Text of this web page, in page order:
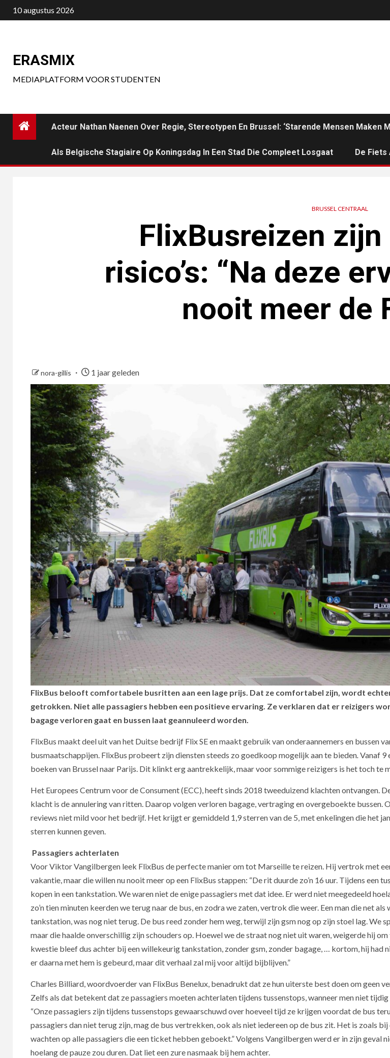
naar
10 augustus 2026
ERASMIX
MEDIAPLATFORM VOOR STUDENTEN
Acteur Nathan Naenen Over Regie, Stereotypen En Brussel: ‘Starende Mensen Maken
Als Belgische Stagiaire Op Koningsdag In Een Stad Die Compleet Losgaat De Fiets
BRUSSEL CENTRAAL
FlixBusreizen
risico’s: “Na deze
nooit meer de
nora-gillis 1 jaar geleden
FlixBus belooft comfortabele busritten aan een lage prijs. Dat ze comfortabel zijn, wordt
getrokken. Niet alle passagiers hebben een positieve ervaring. Ze verklaren dat er reizigers
bagage verloren gaat en bussen laat geannuleerd worden.
FlixBus maakt deel uit van het Duitse bedrijf Flix SE en maakt gebruik van onderaannemers en bussen
busmaatschappijen. FlixBus probeert zijn diensten steeds zo goedkoop mogelijk aan te bieden.Vanaf 9
boeken van Brussel naar Parijs. Dit klinkt erg aantrekkelijk, maar voor sommige reizigers is het toch te
Het Europees Centrum voor de Consument (ECC), heeft sinds 2018 tweeduizend klachten ontvangen.
klacht is de annulering van ritten. Daarop volgen verloren bagage, vertraging en overgeboekte bussen.
reviews niet mild voor het bedrijf. Het krijgt er gemiddeld 1,9 sterren van de 5, met enkelingen die het
sterren kunnen geven.
Passagiers achterlaten
Voor Viktor Vangilbergen leek FlixBus de perfecte manier om tot Marseille te reizen. Hij vertrok met
vakantie, maar die willen nu nooit meer op een FlixBus stappen: “De rit duurde zo’n 16 uur. Tijdens een
kopen in een tankstation. We waren niet de enige passagiers met dat idee. Er werd niet meegedeeld
zo’n tien minuten keerden we terug naar de bus, en zodra we zaten, vertrok die weer. Een man die net
tankstation, was nog niet terug. De bus reed zonder hem weg, terwijl zijn gsm nog op zijn stoel lag. We
maar die haalde onverschillig zijn schouders op. Hoewel we de straat nog niet uit waren, weigerde hij
kwestie bleef dus achter bij een willekeurig tankstation, zonder gsm, zonder bagage, … kortom, hij had
er daarna met hem is gebeurd, maar dit verhaal zal mij voor altijd bijblijven.”
Charles Billiard, woordvoerder van FlixBus Benelux, benadrukt dat ze hun uiterste best doen om geen
Zelfs als dat betekent dat ze passagiers moeten achterlaten tijdens tussenstops, wanneer men niet
“Onze passagiers zijn tijdens tussenstops gewaarschuwd over hoeveel tijd ze krijgen voordat de bus
passagiers dan niet terug zijn, mag de bus vertrekken, ook als niet iedereen op de bus zit. Het is zoals
wachten op alle passagiers die een ticket hebben geboekt.” Volgens Vangilbergen werd er in zijn geval
hoelang de pauze zou duren. Dat liet een zure nasmaak bij hem achter.